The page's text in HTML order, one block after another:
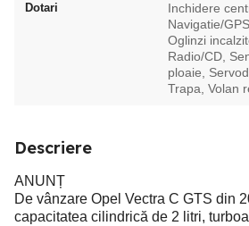
Dotari
Inchidere
Navigatie/
Oglinzi
Radio/CD,
ploaie,
Trapa, Volan
Descriere
ANUNȚ
De vânzare Opel Vectra C GTS din
capacitatea cilindrică de 2 litri,